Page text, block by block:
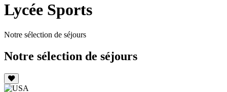
Lycée Sports
Notre sélection de séjours
Notre sélection de séjours